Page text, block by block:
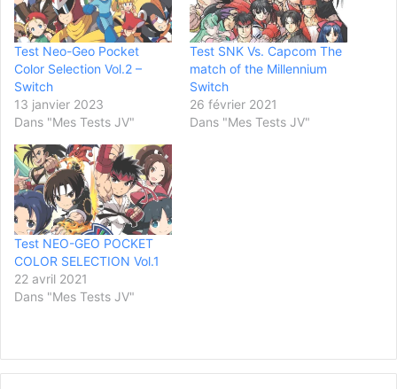
Test Neo-Geo Pocket
Color Selection Vol.2 –
Switch
13 janvier 2023
Dans "Mes Tests JV"
Test SNK Vs. Capcom The
match of the Millennium
Switch
26 février 2021
Dans "Mes Tests JV"
Test NEO-GEO POCKET
COLOR SELECTION Vol.1
22 avril 2021
Dans "Mes Tests JV"